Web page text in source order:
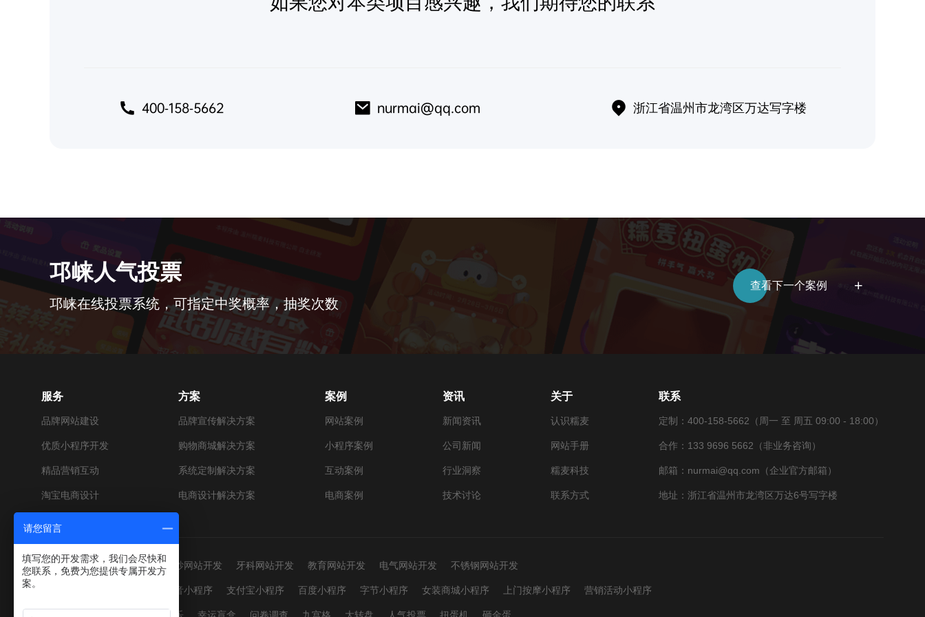
400-158-5662 nurmai@qq.com 浙江省温州市龙湾区万达写字楼
邛崃人气投票
邛崃在线投票系统，可指定中奖概率，抽奖次数
查看下一个案例
服务
品牌网站建设
优质小程序开发
精品营销互动
淘宝电商设计
方案
品牌宣传解决方案
购物商城解决方案
系统定制解决方案
电商设计解决方案
案例
网站案例
小程序案例
互动案例
电商案例
资讯
新闻资讯
公司新闻
行业洞察
技术讨论
关于
认识糯麦
网站手册
糯麦科技
联系方式
联系
定制：400-158-5662（周一 至 周五 09:00 - 18:00）
合作：133 9696 5662（非业务咨询）
邮箱：nurmai@qq.com（企业官方邮箱）
地址：浙江省温州市龙湾区万达6号写字楼
网站建设： 男装网站开发 婚纱网站开发 牙科网站开发 教育网站开发 电气网站开发 不锈钢网站开发
抖音小程序 支付宝小程序 百度小程序 字节小程序 女装商城小程序 上门按摩小程序 营销活动小程序
请您留言
填写您的开发需求，我们会尽快和
您联系，免费为您提供专属开发方
案。